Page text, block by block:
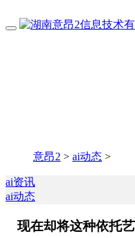
意昂2 > ai动态 >
ai资讯
ai动态
现在却将这种依托